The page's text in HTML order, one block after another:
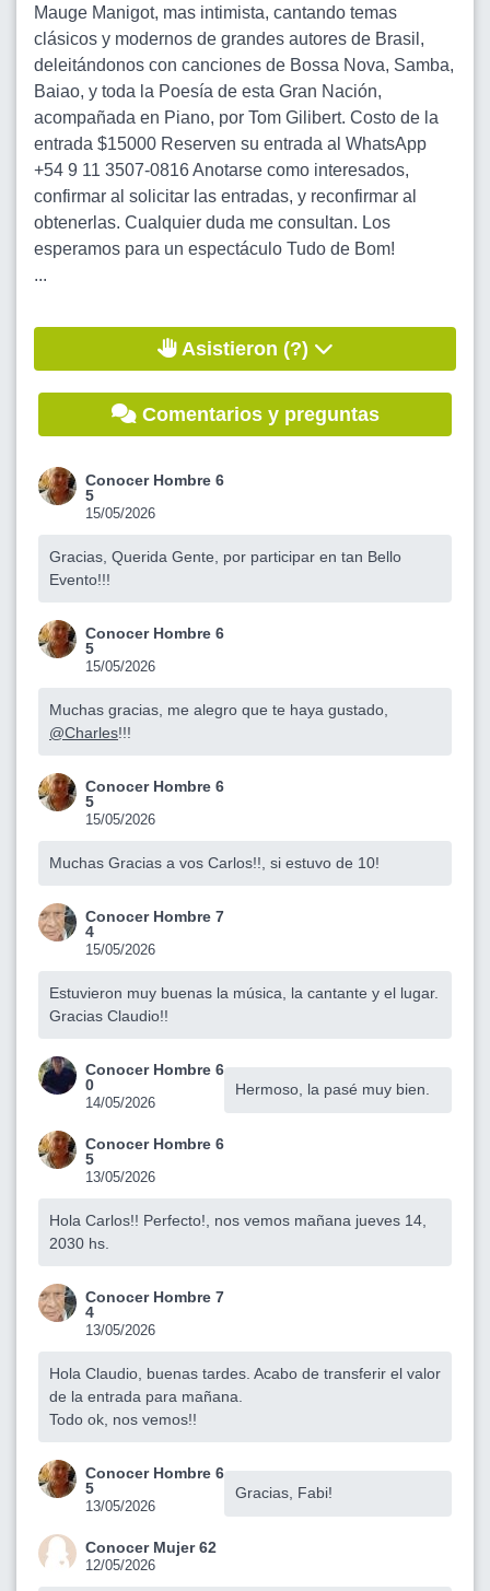
Mauge Manigot, mas intimista, cantando temas
clásicos y modernos de grandes autores de Brasil,
deleitándonos con canciones de Bossa Nova, Samba,
Baiao, y toda la Poesía de esta Gran Nación,
acompañada en Piano, por Tom Gilibert. Costo de la
entrada $15000 Reserven su entrada al WhatsApp
+54 9 11 3507-0816 Anotarse como interesados,
confirmar al solicitar las entradas, y reconfirmar al
obtenerlas. Cualquier duda me consultan. Los
esperamos para un espectáculo Tudo de Bom!
...
Asistieron (?)
Comentarios y preguntas
Conocer Hombre 6
5
15/05/2026
Gracias, Querida Gente, por participar en tan Bello
Evento!!!
Conocer Hombre 6
5
15/05/2026
Muchas gracias, me alegro que te haya gustado,
@Charles!!!
Conocer Hombre 6
5
15/05/2026
Muchas Gracias a vos Carlos!!, si estuvo de 10!
Conocer Hombre 7
4
15/05/2026
Estuvieron muy buenas la música, la cantante y el lugar.
Gracias Claudio!!
Conocer Hombre 6
0
14/05/2026
Hermoso, la pasé muy bien.
Conocer Hombre 6
5
13/05/2026
Hola Carlos!! Perfecto!, nos vemos mañana jueves 14,
2030 hs.
Conocer Hombre 7
4
13/05/2026
Hola Claudio, buenas tardes. Acabo de transferir el valor
de la entrada para mañana.
Todo ok, nos vemos!!
Conocer Hombre 6
5
13/05/2026
Gracias, Fabi!
Conocer Mujer 62
12/05/2026